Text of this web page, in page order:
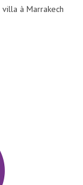
à Marrakech